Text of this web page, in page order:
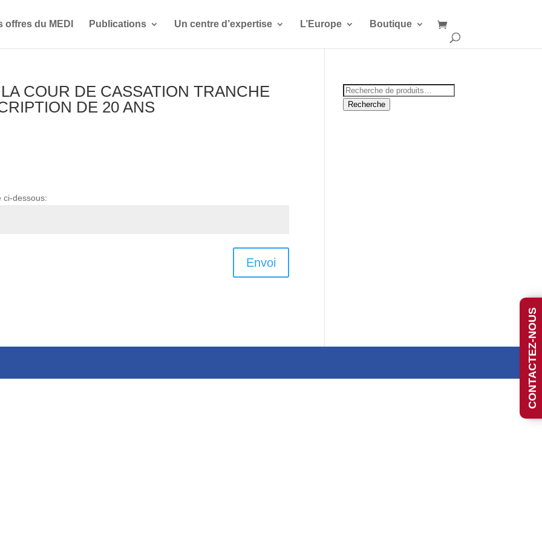
offres du MEDI Publications Un centre d’expertise L’Europe Boutique
COUR DE CASSATION TRANCHE
DE 20 ANS
ci-dessous:
Envoi
Recherche
pour :
Recherche
CONTACTEZ-NOUS